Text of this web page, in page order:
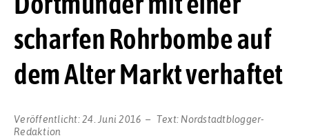
scharfen Rohrbombe auf
dem Alter Markt verhaftet
Veröffentlicht:24. Juni 2016 Text: Nordstadtblogger-
Redaktion